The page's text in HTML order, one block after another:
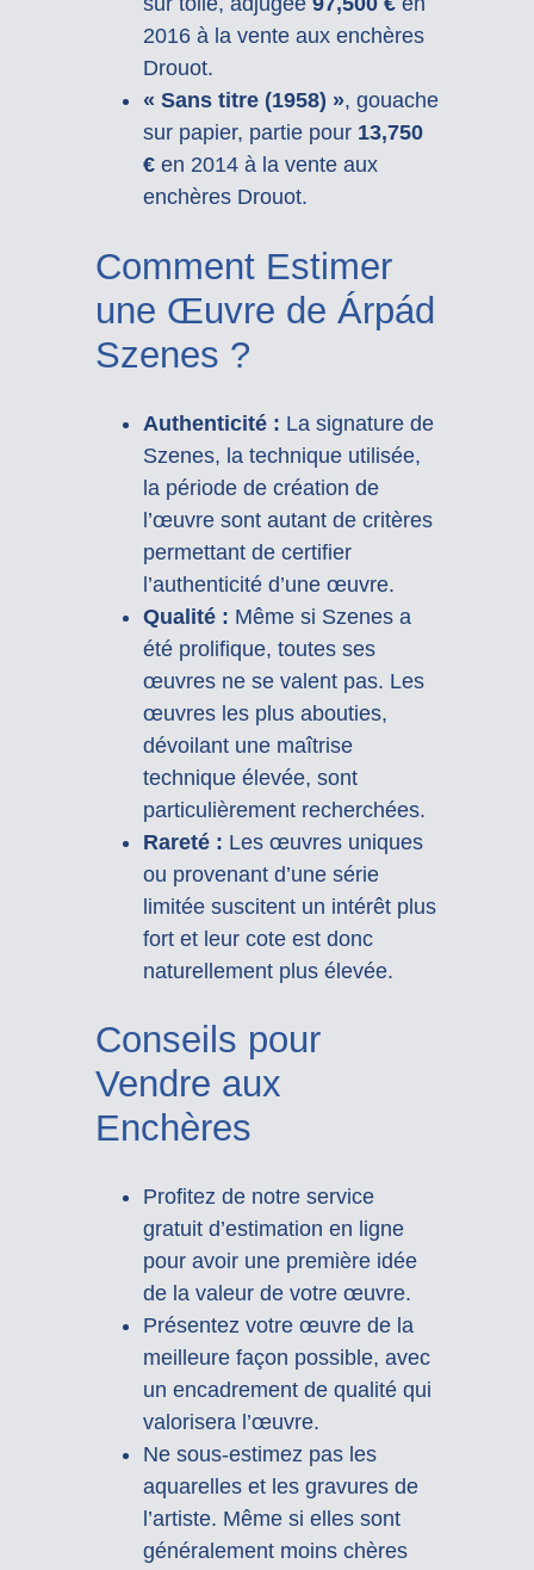
2016 à la vente aux enchères
Drouot.
« Sans titre (1958) », gouache
sur papier, partie pour 13,750
€en 2014 à la vente aux
enchères Drouot.
Comment Estimer
une Œuvre de Árpád
Szenes ?
Authenticité : La signature de
Szenes, la technique utilisée,
la période de création de
l’œuvre sont autant de critères
permettant de certifier
l’authenticité d’une œuvre.
Qualité : Même si Szenes a
été prolifique, toutes ses
œuvres ne se valent pas. Les
œuvres les plus abouties,
dévoilant une maîtrise
technique élevée, sont
particulièrement recherchées.
Rareté : Les œuvres uniques
ou provenant d’une série
limitée suscitent un intérêt plus
fort et leur cote est donc
naturellement plus élevée.
Conseils pour
Vendre aux
Enchères
Profitez de notre service
gratuit d’estimation en ligne
pour avoir une première idée
de la valeur de votre œuvre.
Présentez votre œuvre de la
meilleure façon possible, avec
un encadrement de qualité qui
valorisera l’œuvre.
Ne sous-estimez pas les
aquarelles et les gravures de
l’artiste. Même si elles sont
généralement moins chères